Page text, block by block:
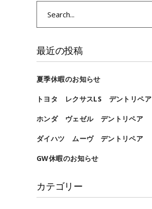
最近の投稿
夏季休暇のお知らせ
トヨタ レクサスLS デントリペア
ホンダ ヴェゼル デントリペア
ダイハツ ムーヴ デントリペア
GW休暇のお知らせ
カテゴリー